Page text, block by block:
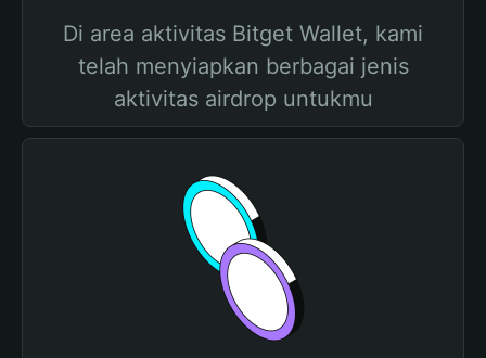
Di area aktivitas Bitget Wallet, kami
telah menyiapkan berbagai jenis
aktivitas airdrop untukmu